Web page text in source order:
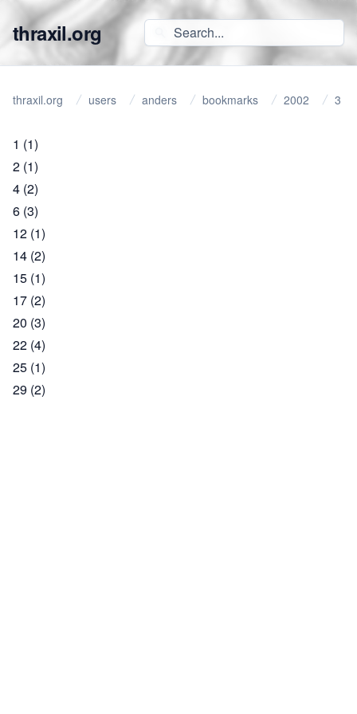
thraxil.org
thraxil.org users anders bookmarks 2002 3
1 (1)
2 (1)
4 (2)
6 (3)
12 (1)
14 (2)
15 (1)
17 (2)
20 (3)
22 (4)
25 (1)
29 (2)